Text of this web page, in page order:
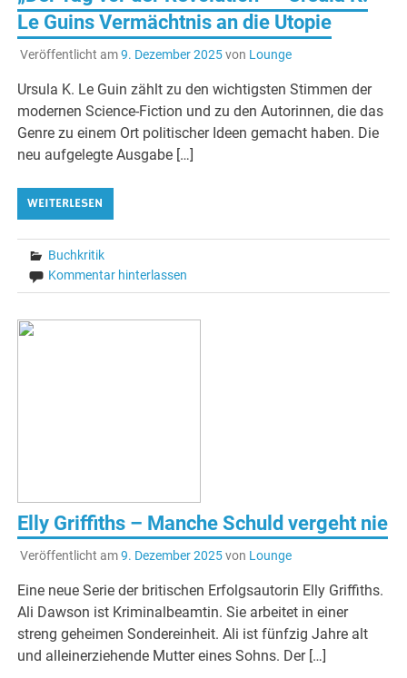
Le Guins Vermächtnis an die Utopie
Veröffentlicht am9. Dezember 2025von Lounge
Ursula K. Le Guin zählt zu den wichtigsten Stimmen der
modernen Science-Fiction und zu den Autorinnen, die das
Genre zu einem Ort politischer Ideen gemacht haben. Die
neu aufgelegte Ausgabe […]
WEITERLESEN
Buchkritik
Kommentar hinterlassen
Elly Griffiths – Manche Schuld vergeht nie
Veröffentlicht am9. Dezember 2025von Lounge
Eine neue Serie der britischen Erfolgsautorin Elly Griffiths.
Ali Dawson ist Kriminalbeamtin. Sie arbeitet in einer
streng geheimen Sondereinheit. Ali ist fünfzig Jahre alt
und alleinerziehende Mutter eines Sohns. Der […]